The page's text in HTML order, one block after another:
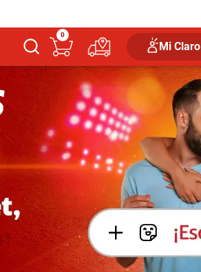
Buscar
0
Mi Claro